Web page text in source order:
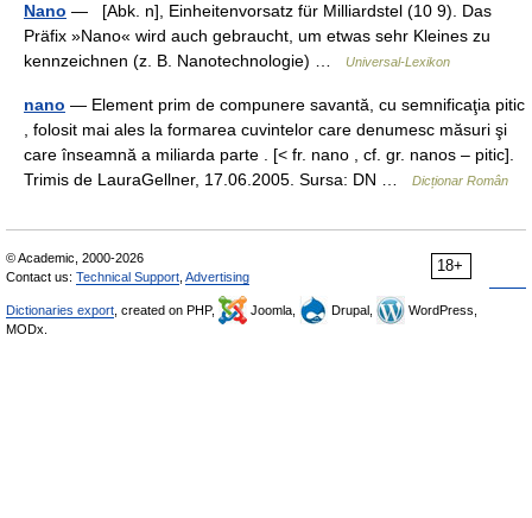
Nano — [Abk. n], Einheitenvorsatz für Milliardstel (10 9). Das
Präfix »Nano« wird auch gebraucht, um etwas sehr Kleines zu
kennzeichnen (z. B. Nanotechnologie) …
Universal-Lexikon
nano — Element prim de compunere savantă, cu semnificaţia pitic
, folosit mai ales la formarea cuvintelor care denumesc măsuri şi
care înseamnă a miliarda parte . [< fr. nano , cf. gr. nanos – pitic].
Trimis de LauraGellner, 17.06.2005. Sursa: DN …
Dicționar Român
18+
© Academic, 2000-2026
Contact us: Technical Support Advertising
Dictionaries export , created on PHP, Joomla, Drupal,
WordPress,
MODx.